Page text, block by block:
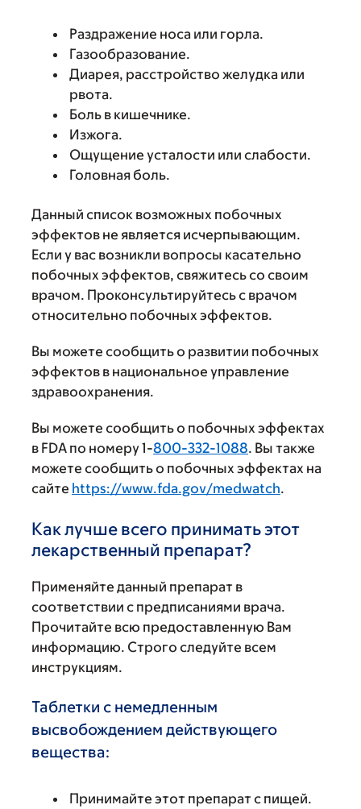
Раздражение носа или горла.
Газообразование.
Диарея, расстройство желудка или
рвота.
Боль в кишечнике.
Изжога.
Ощущение усталости или слабости.
Головная боль.
Данный список возможных побочных
эффектов не является исчерпывающим.
Если у вас возникли вопросы касательно
побочных эффектов, свяжитесь со своим
врачом. Проконсультируйтесь с врачом
относительно побочных эффектов.
Вы можете сообщить о развитии побочных
эффектов в национальное управление
здравоохранения.
Вы можете сообщить о побочных эффектах
в FDA по номеру 1-800-332-1088. Вы также
можете сообщить о побочных эффектах на
сайте https://www.fda.gov/medwatch.
Как лучше всего принимать этот
лекарственный препарат?
Применяйте данный препарат в
соответствии с предписаниями врача.
Прочитайте всю предоставленную Вам
информацию. Строго следуйте всем
инструкциям.
Таблетки с немедленным
высвобождением действующего
вещества:
Принимайте этот препарат с пищей.